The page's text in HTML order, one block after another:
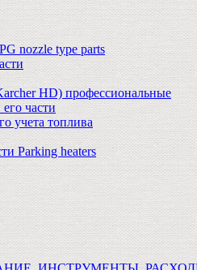
nozzle type parts
HD) профессиональные
части
учета топлива
Parking heaters